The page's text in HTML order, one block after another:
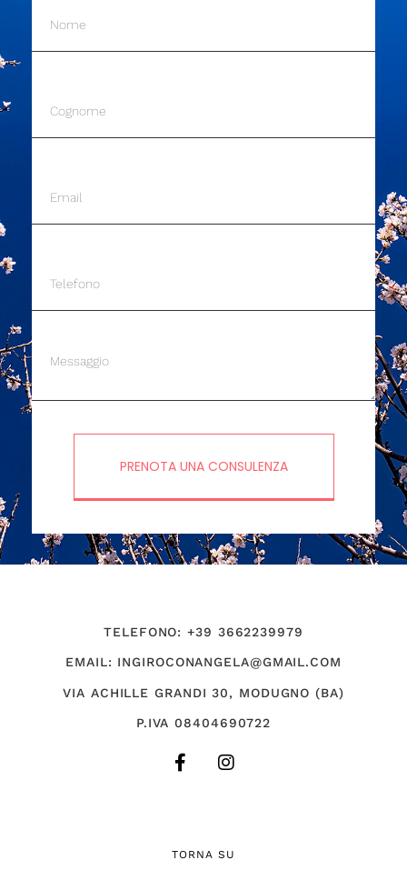
PRENOTA UNA CONSULENZA
TELEFONO: +39 3662239979
EMAIL: INGIROCONANGELA@GMAIL.COM
VIA ACHILLE GRANDI 30, MODUGNO (BA)
P.IVA 08404690722
TORNA SU